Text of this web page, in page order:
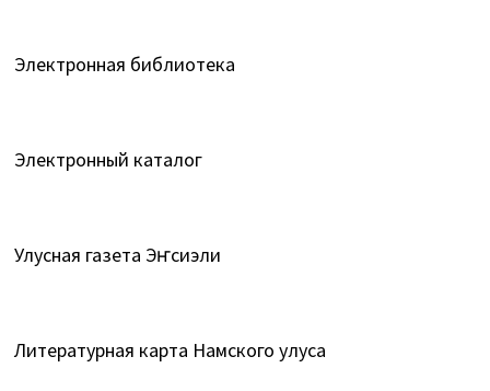
Электронная библиотека
Электронный каталог
Улусная газета Эҥсиэли
Литературная карта Намского улуса